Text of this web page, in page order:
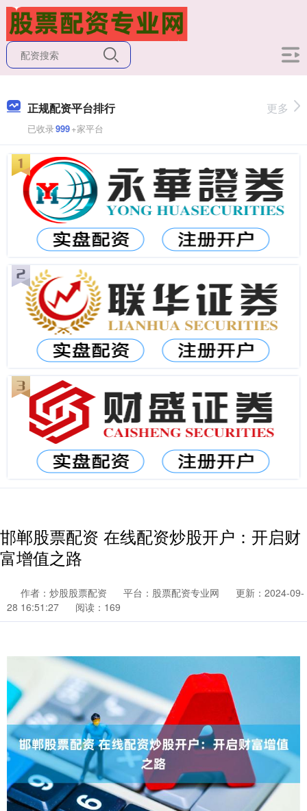
正规配资平台排行
已收录999+家平台
更多
邯郸股票配资 在线配资炒股开户：开启财
富增值之路
作者：炒股股票配资 平台：股票配资专业网
更新：2024-09-
28 16:51:27
阅读：169